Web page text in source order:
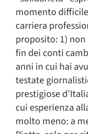
momento
carriera
proposito: 1) non
fin dei conti
anni in cui hai
testate
prestigiose
cui esperienza
molto meno: a